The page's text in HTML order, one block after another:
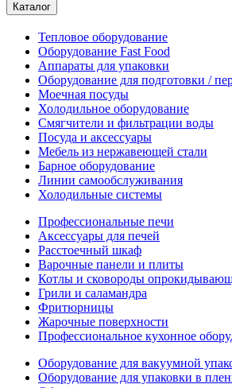
Каталог
Тепловое оборудование
Оборудование Fast Food
Аппараты для упаковки
Оборудование для подготовки /
Моечная посуды
Холодильное оборудование
Смягчители и фильтрации воды
Посуда и аксессуары
Мебель из нержавеющей стали
Барное оборудование
Линии самообслуживания
Холодильные системы
Профессиональные печи
Аксессуары для печей
Расстоечный шкаф
Варочные панели и плиты
Котлы и сковороды
Грили и саламандра
Фритюрницы
Жарочные поверхности
Профессиональное кухонное
Оборудование для вакуумной
Оборудование для упаковки в